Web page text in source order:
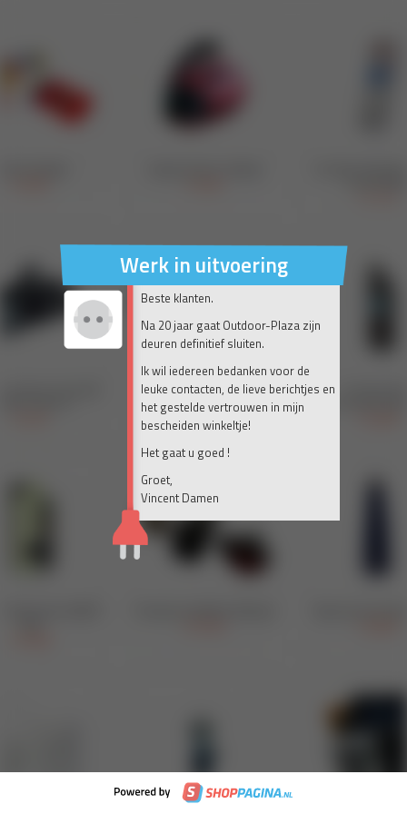
Werk in uitvoering
Beste klanten.
Na 20 jaar gaat Outdoor-Plaza zijn
deuren definitief sluiten.
Ik wil iedereen bedanken voor de
leuke contacten, de lieve berichtjes en
het gestelde vertrouwen in mijn
bescheiden winkeltje!
Het gaat u goed !
Groet,
Vincent Damen